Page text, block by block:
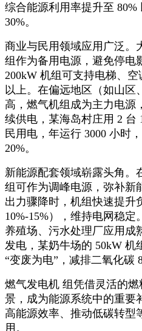
综合能源利用率提升至 80%
30%。
商业与民用领域应用广泛。
组作为备用电源，避免停电
200kW 机组可支持电梯、
以上。在偏远地区（如山区
高，燃气机组成为主力电源
续供电，某海岛村庄用 2 台
民用电，年运行 3000 小时
20%。
新能源配套领域崭露头角。
组可作为调峰电源，弥补新
出力骤降时，机组快速提升
10%-15%），维持电网稳定
养殖场、污水处理厂应用成
发电，某奶牛场的 50kW 机
“变废为电”，减排二氧化碳
燃气发电机 组凭借灵活的
景，成为能源系统中的重要
高能源效率、推动低碳转型
用。